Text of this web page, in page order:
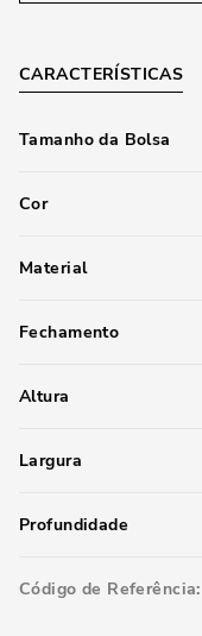
CARACTERÍSTICAS
Tamanho da Bolsa
Cor
Material
Fechamento
Altura
Largura
Profundidade
Código de Referência